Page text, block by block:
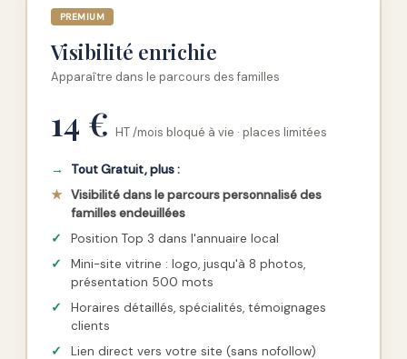
PREMIUM
Visibilité enrichie
Apparaître dans le parcours des familles
14 € HT /mois bloqué à vie · places limitées
→
Tout Gratuit, plus :
★ Visibilité dans le parcours personnalisé des
familles endeuillées
✓
Position Top 3 dans l'annuaire local
✓
Mini-site vitrine : logo, jusqu'à 8 photos,
présentation 500 mots
✓
Horaires détaillés, spécialités, témoignages
clients
✓
Lien direct vers votre site (sans nofollow)